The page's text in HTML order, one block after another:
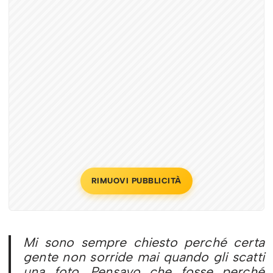
RIMUOVI PUBBLICITÀ
Mi sono sempre chiesto perché certa
gente non sorride mai quando gli scatti